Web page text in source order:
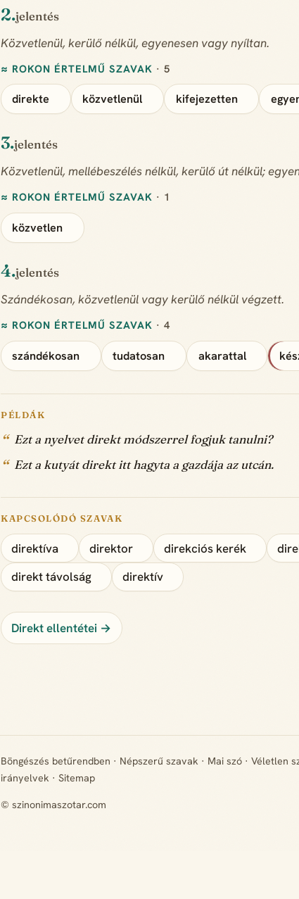
2.jelentés
Közvetlenül, kerülő nélkül, egyenesen vagy nyíltan.
≈ ROKON ÉRTELMŰ SZAVAK · 5
direkte közvetlenül kifejezetten
3.jelentés
Közvetlenül, mellébeszélés nélkül, kerülő út nélkül;
≈ ROKON ÉRTELMŰ SZAVAK · 1
közvetlen
4.jelentés
Szándékosan, közvetlenül vagy kerülő nélkül végzett.
≈ ROKON ÉRTELMŰ SZAVAK · 4
szándékosan tudatosan akarattal
PÉLDÁK
Ezt a nyelvet direkt módszerrel fogjuk tanulni?
Ezt a kutyát direkt itt hagyta a gazdája az utcán.
KAPCSOLÓDÓ SZAVAK
direktíva direktor direkciós kerék
direkt távolság
direktív
Direkt ellentétei →
Böngészés betűrendben · Népszerű szavak · Mai szó · Véletlen
irányelvek · Sitemap
© szinonimaszotar.com